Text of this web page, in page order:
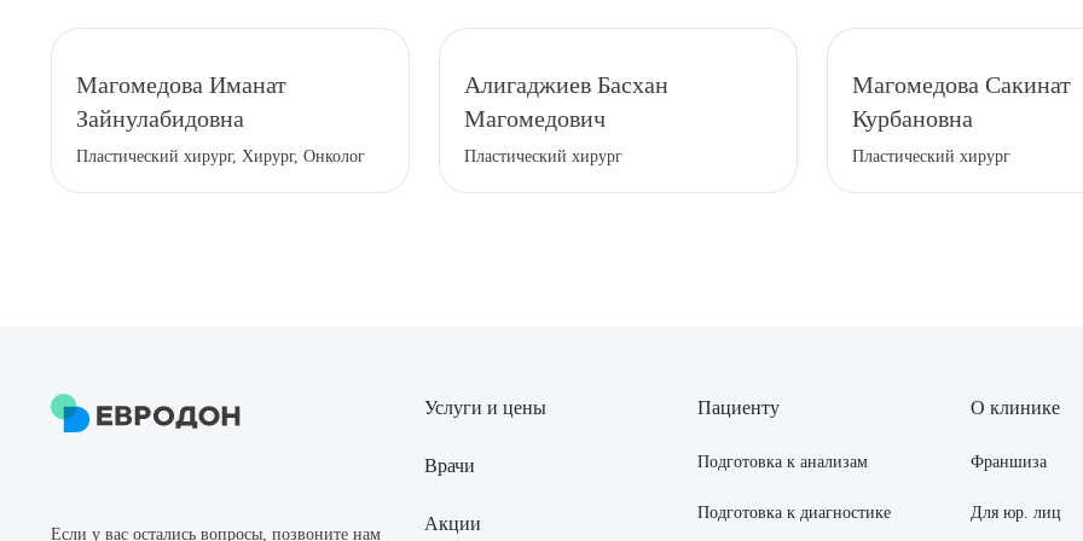
Магомедова Иманат
Зайнулабидовна
Пластический хирург, Хирург, Онколог
Алигаджиев Басхан
Магомедович
Пластический хирург
Магомедова Сакинат
Курбановна
Пластический хирург
Если у вас остались вопросы, позвоните нам
Услуги и цены
Врачи
Акции
Пациенту
Подготовка к анализам
Подготовка к диагностике
О клинике
Франшиза
Для юр. лиц